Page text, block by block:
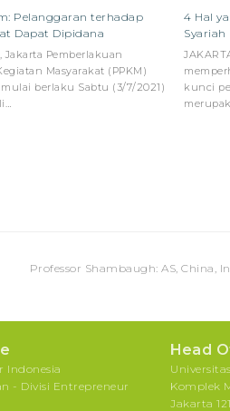
Pelanggaran terhadap
Dapat Dipidana
Jakarta Pemberlakuan
Masyarakat (PPKM)
berlaku Sabtu (3/7/2021)
4 Hal
Syariah
kunci
next
Professor Shambaugh: AS, China,
Indonesia
- Divisi Entrepreneur
Head
Komplek
Jakarta